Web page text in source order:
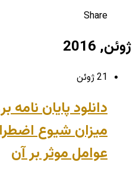
Share
ژوئن, 2016
21 ژوئن
دانلود پایان
ميزان شيوع
عوامل موثر بر آن